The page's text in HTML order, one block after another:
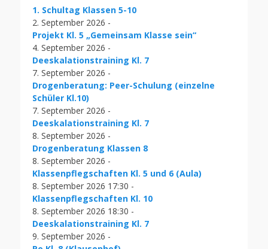
1. Schultag Klassen 5-10
2. September 2026 -
Projekt Kl. 5 „Gemeinsam Klasse sein“
4. September 2026 -
Deeskalationstraining Kl. 7
7. September 2026 -
Drogenberatung: Peer-Schulung (einzelne
Schüler Kl.10)
7. September 2026 -
Deeskalationstraining Kl. 7
8. September 2026 -
Drogenberatung Klassen 8
8. September 2026 -
Klassenpflegschaften Kl. 5 und 6 (Aula)
8. September 2026 17:30 -
Klassenpflegschaften Kl. 10
8. September 2026 18:30 -
Deeskalationstraining Kl. 7
9. September 2026 -